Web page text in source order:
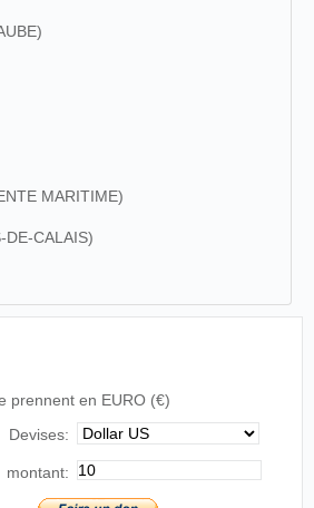
MARITIME)
DE-CALAIS)
prennent en EURO (€)
Devises:
montant: